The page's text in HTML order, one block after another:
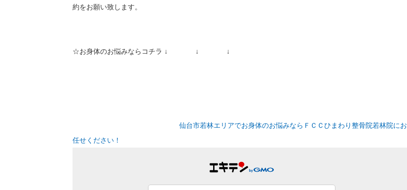
約をお願い致します。
☆お身体のお悩みならコチラ ↓ ↓ ↓
仙台市若林エリアでお身体のお悩みならＦＣＣひまわり整骨院若林院にお
任せください！